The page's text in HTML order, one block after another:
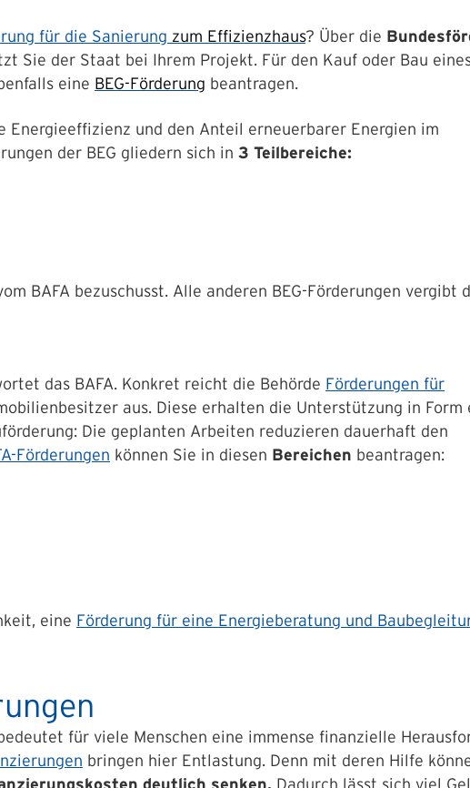
für die Sanierung zum Effizienzhaus? Über die
Sie der Staat bei Ihrem Projekt. Für den Kauf oder Bau
eine BEG-Förderung beantragen.
Energieeffizienz und den Anteil erneuerbarer Energien im
der BEG gliedern sich in 3 Teilbereiche:
BAFA bezuschusst. Alle anderen BEG-Förderungen vergibt
das BAFA. Konkret reicht die Behörde Förderungen für
aus. Diese erhalten die Unterstützung in Form
Die geplanten Arbeiten reduzieren dauerhaft den
Förderungen können Sie in diesen Bereichen beantragen:
eine Förderung für eine Energieberatung und
für viele Menschen eine immense finanzielle
bringen hier Entlastung. Denn mit deren Hilfe
deutlich senken. Dadurch lässt sich viel